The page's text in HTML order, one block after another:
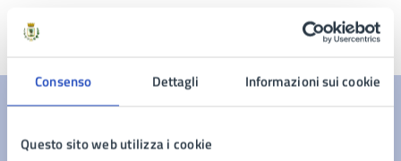
Consenso Dettagli Informazioni sui cookie
Questo sito web utilizza i cookie
Ultimo aggiornamento:
Contenuti correlati